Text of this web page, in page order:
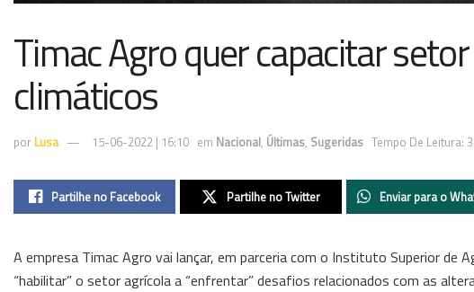
Timac Agro quer capacitar
climáticos
por Lusa 15-06-2022 | 16:10 em Nacional, Últimas, Sugeridas Tempo De Leitura:
Partilhe no Facebook Partilhe no Twitter Enviar para o
A empresa Timac Agro vai lançar, em parceria com o Instituto Superior de
“habilitar” o setor agrícola a “enfrentar” desafios relacionados com as